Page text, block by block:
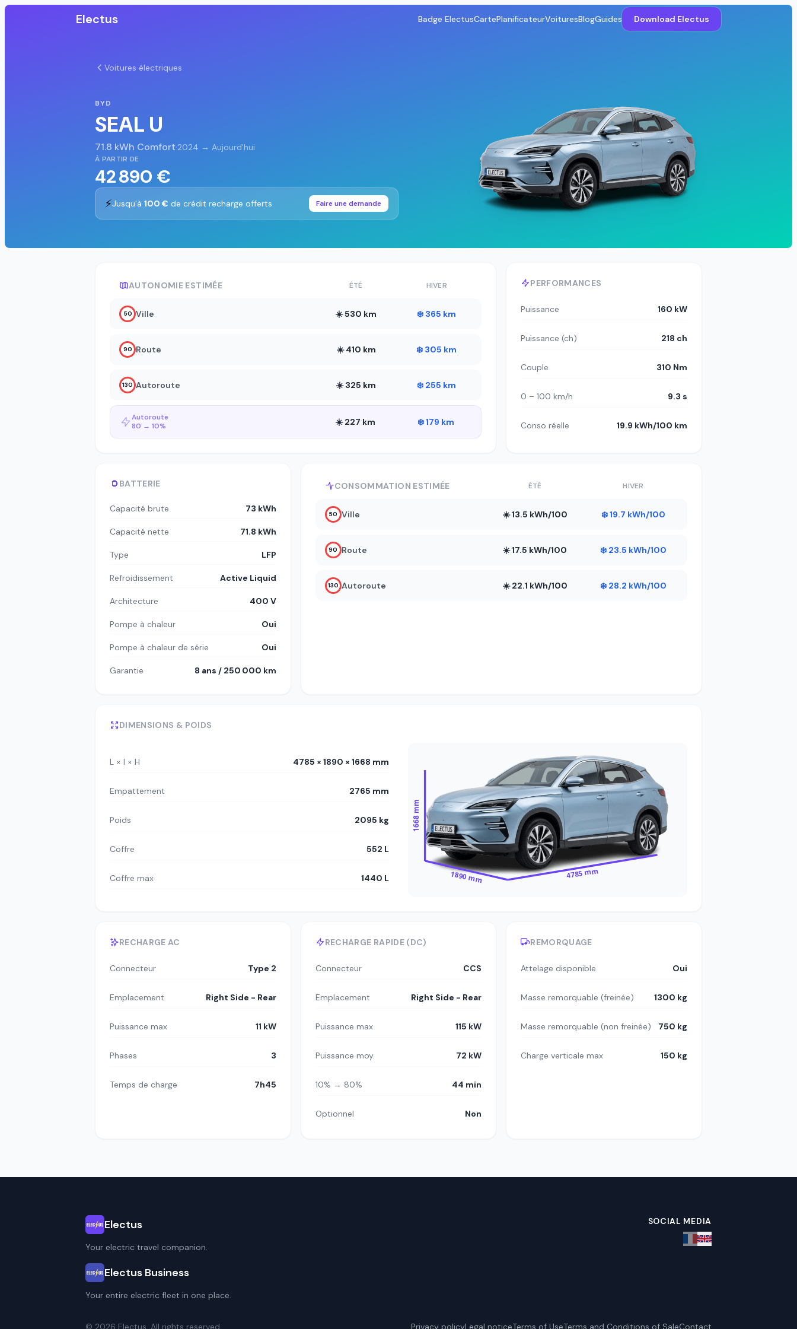
Electus Badge ElectusCartePlanificateurVoituresBlogGuides Download Electus
Voitures électriques
BYD
SEAL U
71.8 kWh Comfort·2024 → Aujourd'hui
À PARTIR DE
42 890 €
⚡Jusqu'à 100 € de crédit recharge offerts Faire une demande
AUTONOMIE ESTIMÉE ÉTÉ HIVER
50 Ville ☀️ 530 km ❄️ 365 km
90 Route ☀️ 410 km ❄️ 305 km
130 Autoroute ☀️ 325 km ❄️ 255 km
Autoroute
80 → 10%
☀️ 227 km ❄️ 179 km
PERFORMANCES
Puissance 160 kW
Puissance (ch) 218 ch
Couple 310 Nm
0 – 100 km/h 9.3 s
Conso réelle 19.9 kWh/100 km
BATTERIE
Capacité brute 73 kWh
Capacité nette 71.8 kWh
Type LFP
Refroidissement Active Liquid
Architecture 400 V
Pompe à chaleur Oui
Pompe à chaleur de série Oui
Garantie 8 ans / 250 000 km
CONSOMMATION ESTIMÉE ÉTÉ HIVER
50 Ville ☀️ 13.5 kWh/100 ❄️ 19.7 kWh/100
90 Route ☀️ 17.5 kWh/100 ❄️ 23.5 kWh/100
130 Autoroute ☀️ 22.1 kWh/100 ❄️ 28.2 kWh/100
DIMENSIONS & POIDS
L × l × H 4785 × 1890 × 1668 mm
Empattement 2765 mm
Poids 2095 kg
Coffre 552 L
Coffre max 1440 L
1668 mm
1890 mm 4785 mm
RECHARGE AC
Connecteur Type 2
Emplacement Right Side - Rear
Puissance max 11 kW
Phases 3
Temps de charge 7h45
RECHARGE RAPIDE (DC)
Connecteur CCS
Emplacement Right Side - Rear
Puissance max 115 kW
Puissance moy. 72 kW
10% → 80% 44 min
Optionnel Non
REMORQUAGE
Attelage disponible Oui
Masse remorquable (freinée) 1300 kg
Masse remorquable (non freinée) 750 kg
Charge verticale max 150 kg
Electus
Your electric travel companion.
Electus Business
Your entire electric fleet in one place.
SOCIAL MEDIA
© 2026 Electus. All rights reserved. Privacy policyLegal noticeTerms of UseTerms and Conditions of SaleContact